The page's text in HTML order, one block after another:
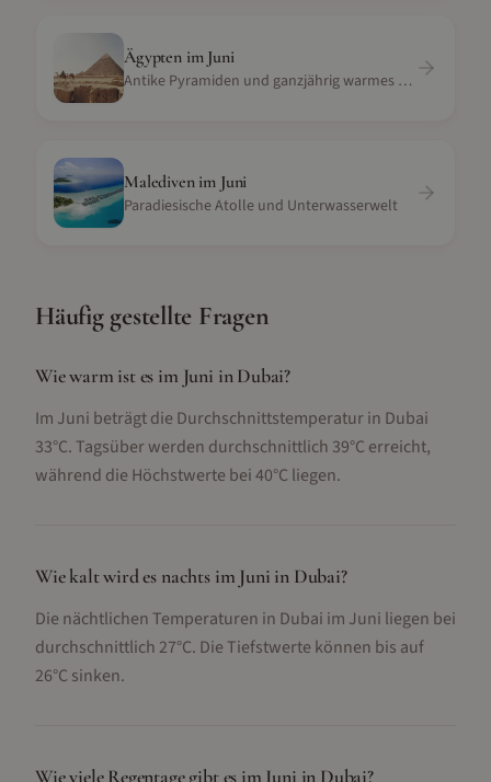
Ägyptenim Juni
Antike Pyramiden und ganzjährig warmes Wüstenklima
Maledivenim Juni
Paradiesische Atolle und Unterwasserwelt
Häufig gestellte Fragen
Wie warm ist es im Juni in Dubai?
Im Juni beträgt die Durchschnittstemperatur in Dubai
33°C. Tagsüber werden durchschnittlich 39°C erreicht,
während die Höchstwerte bei 40°C liegen.
Wie kalt wird es nachts im Juni in Dubai?
Die nächtlichen Temperaturen in Dubai im Juni liegen bei
durchschnittlich 27°C. Die Tiefstwerte können bis auf
26°C sinken.
Wie viele Regentage gibt es im Juni in Dubai?